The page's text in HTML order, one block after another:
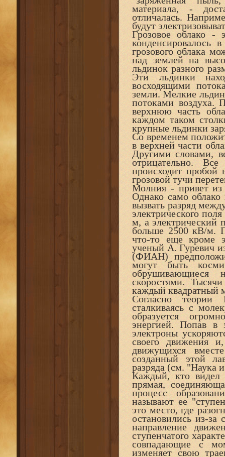
материала, -
отличалась.
будут
Грозовое облако -
конденсировалось
грозового облака
над землей на
льдинок разного
Эти льдинки
восходящими
земли. Мелкие
потоками воздуха.
верхнюю часть
каждом таком
крупные льдинки
Со временем
в верхней части
Другими словами,
отрицательно.
происходит пробой
грозовой тучи
Молния - привет из
Однако само облако
вызвать разряд
электрического
м, а электрический
больше 2500 кВ/м.
что-то еще кроме
ученый А. Гуревич
(ФИАН)
могут быть
скоростями.
каждый квадратный
Согласно теории
сталкиваясь с
образуется
энергией. Попав в
электроны
своего движения
движущихся
созданный этой
разряда (см. "Наука
Каждый, кто видел
прямая,
процесс
называют ее
это место, где
остановились из-за
направление
ступенчатого
совпадающие с
изменяет свою